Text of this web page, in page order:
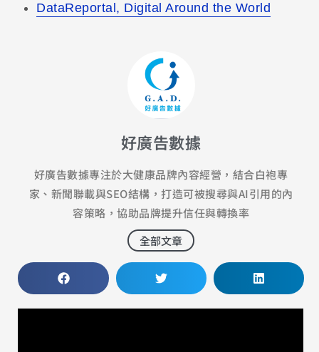
DataReportal, Digital Around the World
好廣告數據
好廣告數據專注於大健康品牌內容經營，結合白袍專
家、新聞聯載與SEO結構，打造可被搜尋與AI引用的內
容策略，協助品牌提升信任與轉換率
全部文章